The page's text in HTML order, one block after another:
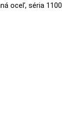
oceľ, séria 1100